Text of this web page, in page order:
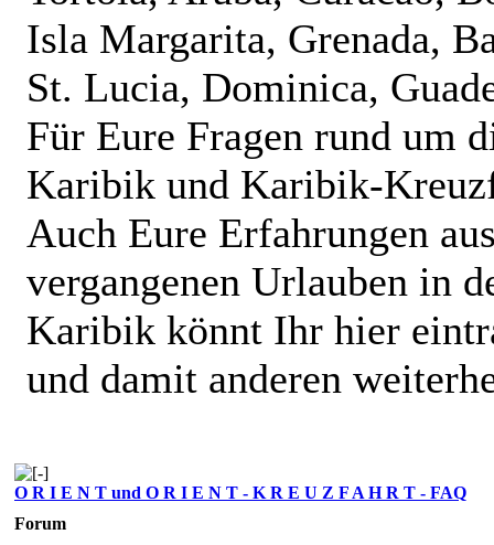
Isla Margarita, Grenada,
St. Lucia, Dominica,
Für Eure Fragen rund um
Karibik und Karibik-
Auch Eure Erfahrungen
vergangenen Urlauben in
Karibik könnt Ihr hier
und damit anderen
O R I E N T und O R I E N T - K R E U Z F A H R T - FAQ
Forum